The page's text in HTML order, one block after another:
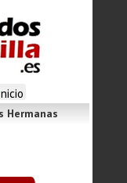
Hermanas